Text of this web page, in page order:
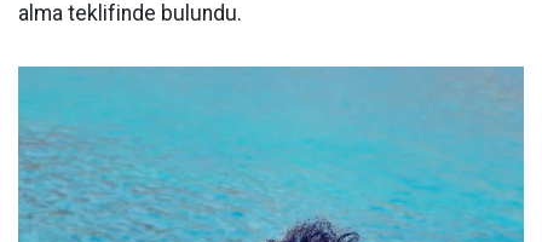
alma teklifinde bulundu.